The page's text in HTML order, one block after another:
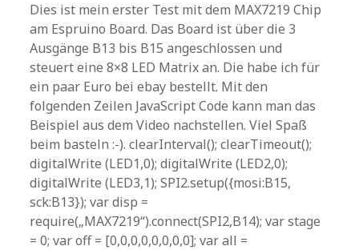
Dies ist mein erster Test mit dem MAX7219 Chip
am Espruino Board. Das Board ist über die 3
Ausgänge B13 bis B15 angeschlossen und
steuert eine 8×8 LED Matrix an. Die habe ich für
ein paar Euro bei ebay bestellt. Mit den
folgenden Zeilen JavaScript Code kann man das
Beispiel aus dem Video nachstellen. Viel Spaß
beim basteln :-). clearInterval(); clearTimeout();
digitalWrite (LED1,0); digitalWrite (LED2,0);
digitalWrite (LED3,1); SPI2.setup({mosi:B15,
sck:B13}); var disp =
require(„MAX7219“).connect(SPI2,B14); var stage
= 0; var off = [0,0,0,0,0,0,0,0]; var all =